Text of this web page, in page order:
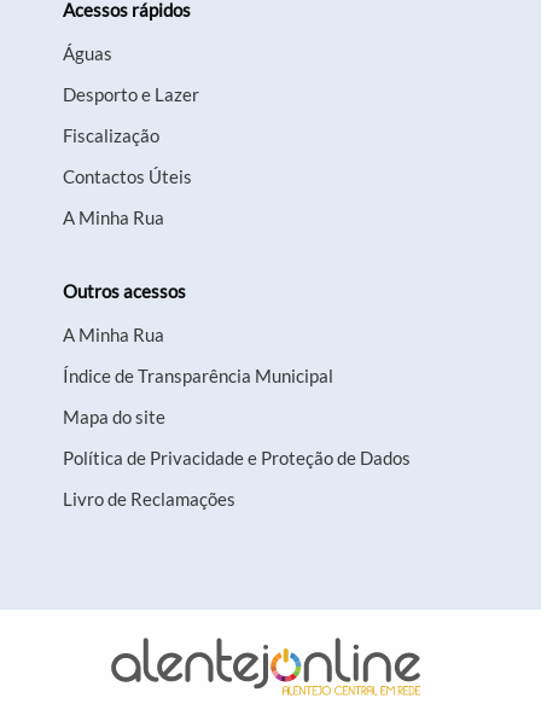
Acessos rápidos
Águas
Desporto e Lazer
Fiscalização
Contactos Úteis
A Minha Rua
Outros acessos
A Minha Rua
Índice de Transparência Municipal
Mapa do site
Política de Privacidade e Proteção de Dados
Livro de Reclamações